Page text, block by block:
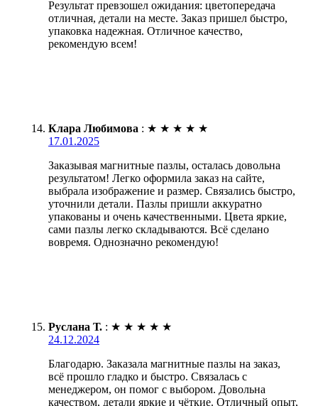
Результат превзошел ожидания: цветопередача
отличная, детали на месте. Заказ пришел быстро,
упаковка надежная. Отличное качество,
рекомендую всем!
Клара Любимова : ★ ★ ★ ★ ★
17.01.2025
Заказывая магнитные пазлы, осталась довольна
результатом! Легко оформила заказ на сайте,
выбрала изображение и размер. Связались быстро,
уточнили детали. Пазлы пришли аккуратно
упакованы и очень качественными. Цвета яркие,
сами пазлы легко складываются. Всё сделано
вовремя. Однозначно рекомендую!
Руслана Т. : ★ ★ ★ ★ ★
24.12.2024
Благодарю. Заказала магнитные пазлы на заказ,
всё прошло гладко и быстро. Связалась с
менеджером, он помог с выбором. Довольна
качеством, детали яркие и чёткие. Отличный опыт,